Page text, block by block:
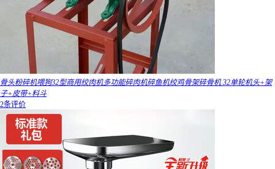
骨头粉碎机喂狗32型商用绞肉机多功能碎肉机碎鱼机绞鸡骨架碎骨机 32单轮机头+架
子+皮带+料斗
2条评价